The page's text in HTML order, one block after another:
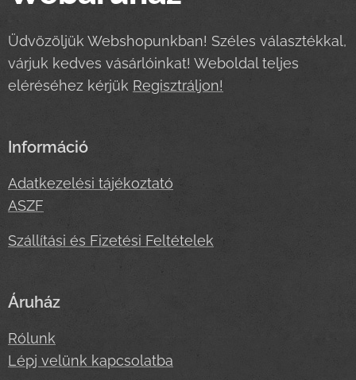
Üdvözöljük Webshopunkban! Széles választékkal,
várjuk kedves vásárlóinkat! Weboldal teljes
eléréséhez kérjük Regisztráljon!
Információ
Adatkezelési tájékoztató
ASZF
Szállítási és Fizetési Feltételek
Áruház
Rólunk
Lépj velünk kapcsolatba